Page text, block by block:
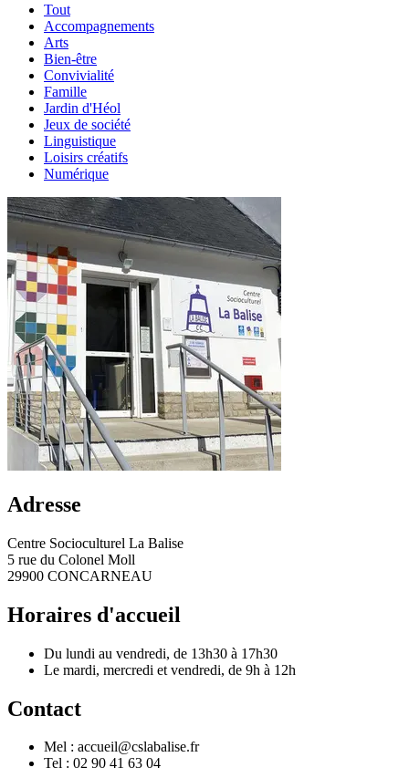
Tout
Accompagnements
Arts
Bien-être
Convivialité
Famille
Jardin d'Héol
Jeux de société
Linguistique
Loisirs créatifs
Numérique
Adresse
Centre Socioculturel La Balise
5 rue du Colonel Moll
29900 CONCARNEAU
Horaires d'accueil
Du lundi au vendredi, de 13h30 à 17h30
Le mardi, mercredi et vendredi, de 9h à 12h
Contact
Mel : accueil@cslabalise.fr
Tel : 02 90 41 63 04